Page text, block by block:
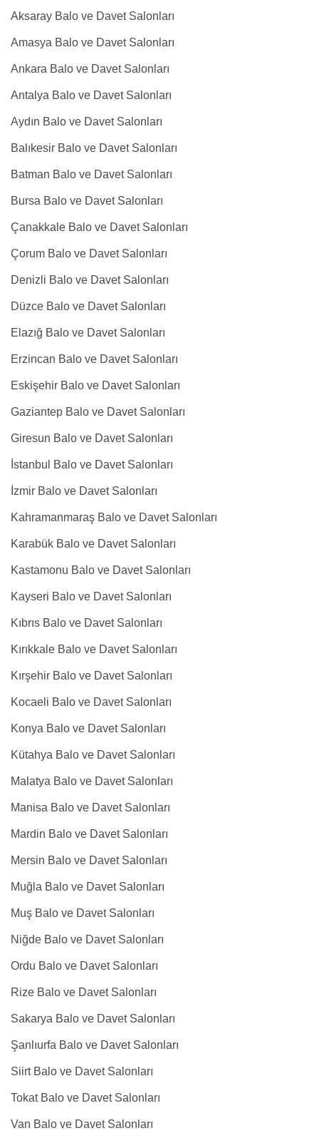
Aksaray Balo ve Davet Salonları
Amasya Balo ve Davet Salonları
Ankara Balo ve Davet Salonları
Antalya Balo ve Davet Salonları
Aydın Balo ve Davet Salonları
Balıkesir Balo ve Davet Salonları
Batman Balo ve Davet Salonları
Bursa Balo ve Davet Salonları
Çanakkale Balo ve Davet Salonları
Çorum Balo ve Davet Salonları
Denizli Balo ve Davet Salonları
Düzce Balo ve Davet Salonları
Elazığ Balo ve Davet Salonları
Erzincan Balo ve Davet Salonları
Eskişehir Balo ve Davet Salonları
Gaziantep Balo ve Davet Salonları
Giresun Balo ve Davet Salonları
İstanbul Balo ve Davet Salonları
İzmir Balo ve Davet Salonları
Kahramanmaraş Balo ve Davet Salonları
Karabük Balo ve Davet Salonları
Kastamonu Balo ve Davet Salonları
Kayseri Balo ve Davet Salonları
Kıbrıs Balo ve Davet Salonları
Kırıkkale Balo ve Davet Salonları
Kırşehir Balo ve Davet Salonları
Kocaeli Balo ve Davet Salonları
Konya Balo ve Davet Salonları
Kütahya Balo ve Davet Salonları
Malatya Balo ve Davet Salonları
Manisa Balo ve Davet Salonları
Mardin Balo ve Davet Salonları
Mersin Balo ve Davet Salonları
Muğla Balo ve Davet Salonları
Muş Balo ve Davet Salonları
Niğde Balo ve Davet Salonları
Ordu Balo ve Davet Salonları
Rize Balo ve Davet Salonları
Sakarya Balo ve Davet Salonları
Şanlıurfa Balo ve Davet Salonları
Siirt Balo ve Davet Salonları
Tokat Balo ve Davet Salonları
Van Balo ve Davet Salonları